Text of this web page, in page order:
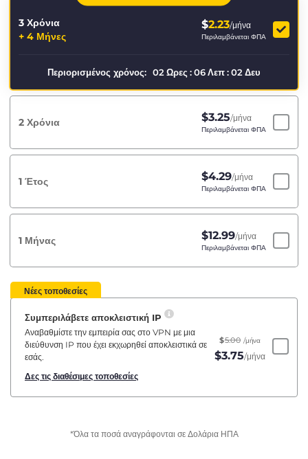
3 Χρόνια
+ 4 Μήνες
$2.23/μήνα
Περιλαμβάνεται ΦΠΑ
Περιορισμένος χρόνος: 02 Ωρες :06Λεπ:02 Δευ
2 Χρόνια $3.25/μήνα
Περιλαμβάνεται ΦΠΑ
1 Έτος $4.29/μήνα
Περιλαμβάνεται ΦΠΑ
1 Μήνας $12.99/μήνα
Περιλαμβάνεται ΦΠΑ
Νέες τοποθεσίες
Συμπεριλάβετε αποκλειστική IP
Αναβαθμίστε την εμπειρία σας στο VPN με μια
διεύθυνση IP που έχει εκχωρηθεί αποκλειστικά σε
εσάς.
Δες τις διαθέσιμες τοποθεσίες
$5.00 /μήνα
$3.75/μήνα
*Όλα τα ποσά αναγράφονται σε Δολάρια ΗΠΑ